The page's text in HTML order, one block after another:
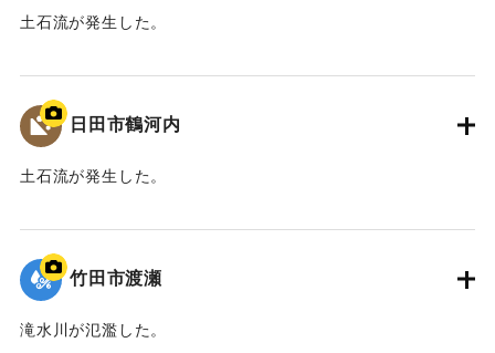
【出典：碑文】
｜固有コード:09922073
土石流が発生した。
｜固有コード:09922062
日田市鶴河内
土石流が発生した。
｜固有コード:09922061
竹田市渡瀬
滝水川が氾濫した。